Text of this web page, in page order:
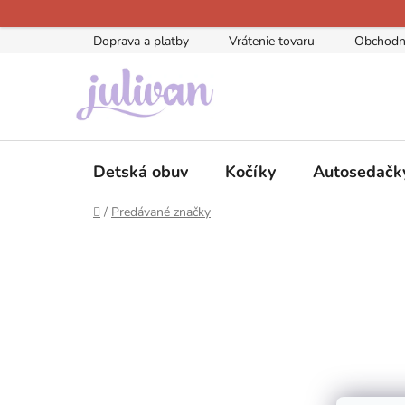
na
Doprava a platby Vrátenie tovaru
Detská obuv Kočíky
Domov
/ Predávané značky